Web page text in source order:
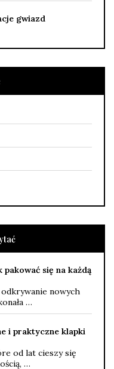
gwiazd
się na każdą
nowych
…
i praktyczne klapki
od lat cieszy się
…